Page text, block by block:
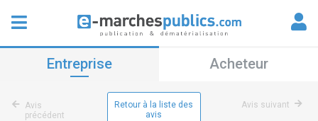
Entreprise Acheteur
Avis
précédent
Retour à la liste des
avis
Avis suivant